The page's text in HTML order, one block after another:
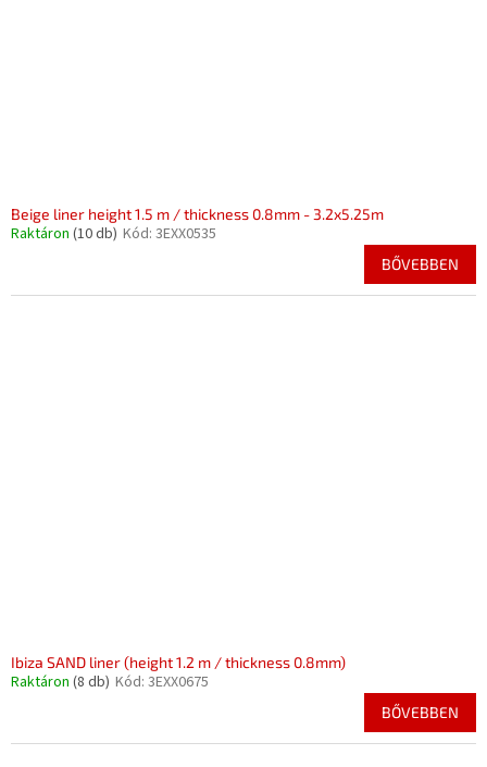
Beige liner height 1.5 m / thickness 0.8mm - 3.2x5.25m
Raktáron (10 db) Kód: 3EXX0535
BŐVEBBEN
Ibiza SAND liner (height 1.2 m / thickness 0.8mm)
Raktáron (8 db) Kód: 3EXX0675
BŐVEBBEN